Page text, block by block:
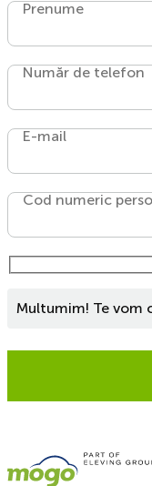
Prenume
Număr de telefon
E-mail
Cod numeric
Multumim! Te vom